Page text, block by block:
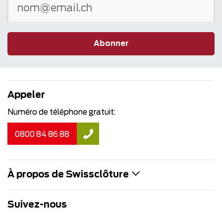
Abonner
Appeler
Numéro de téléphone gratuit:
0800 84 86 88
À propos de Swissclôture
Suivez-nous